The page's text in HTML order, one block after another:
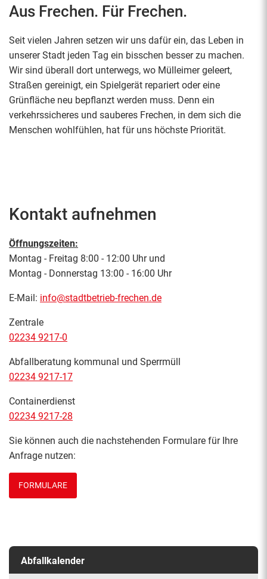
Aus Frechen. Für Frechen.
Seit vielen Jahren setzen wir uns dafür ein, das Leben in
unserer Stadt jeden Tag ein bisschen besser zu machen.
Wir sind überall dort unterwegs, wo Mülleimer geleert,
Straßen gereinigt, ein Spielgerät repariert oder eine
Grünfläche neu bepflanzt werden muss. Denn ein
verkehrssicheres und sauberes Frechen, in dem sich die
Menschen wohlfühlen, hat für uns höchste Priorität.
Kontakt aufnehmen
Öffnungszeiten:
Montag - Freitag 8:00 - 12:00 Uhr und
Montag - Donnerstag 13:00 - 16:00 Uhr
E-Mail: info@stadtbetrieb-frechen.de
Zentrale
02234 9217-0
Abfallberatung kommunal und Sperrmüll
02234 9217-17
Containerdienst
02234 9217-28
Sie können auch die nachstehenden Formulare für Ihre
Anfrage nutzen:
FORMULARE
Abfallkalender